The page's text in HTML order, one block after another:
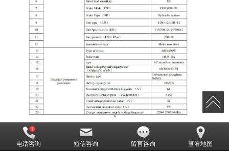
电话咨询 短信咨询 留言咨询 查看地图